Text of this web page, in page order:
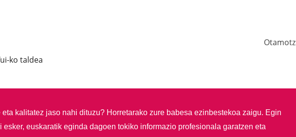
Otamotz
ko taldea
kalitatez jaso nahi dituzu? Horretarako zure babesa ezinbestekoa zaigu. Egin
esker, euskaratik eginda dagoen tokiko informazio profesionala garatzen eta